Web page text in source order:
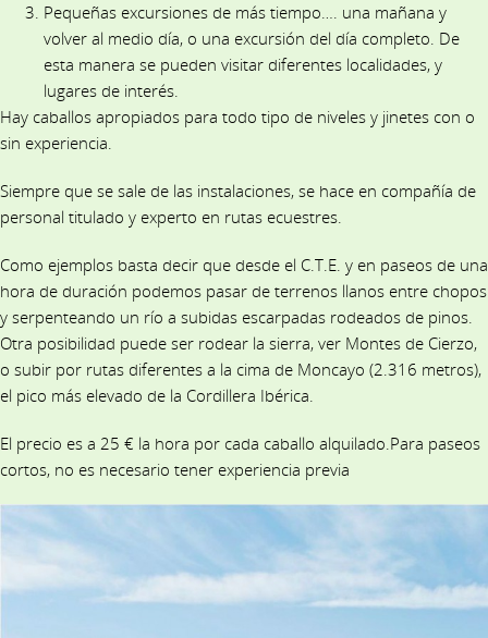
Pequeñas excursiones de más tiempo…. una mañana y
volver al medio día, o una excursión del día completo. De
esta manera se pueden visitar diferentes localidades, y
lugares de interés.
Hay caballos apropiados para todo tipo de niveles y jinetes con o
sin experiencia.
Siempre que se sale de las instalaciones, se hace en compañía de
personal titulado y experto en rutas ecuestres.
Como ejemplos basta decir que desde el C.T.E. y en paseos de una
hora de duración podemos pasar de terrenos llanos entre chopos
y serpenteando un río a subidas escarpadas rodeados de pinos.
Otra posibilidad puede ser rodear la sierra, ver Montes de Cierzo,
o subir por rutas diferentes a la cima de Moncayo (2.316 metros),
el pico más elevado de la Cordillera Ibérica.
El precio es a 25 € la hora por cada caballo alquilado.Para paseos
cortos, no es necesario tener experiencia previa